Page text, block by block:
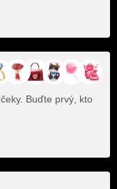
Buďte prvý, kto